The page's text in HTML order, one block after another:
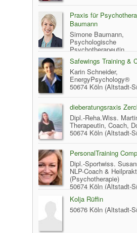
Praxis für
Baumann
Simone Baumann,
Psychologische
Psychotherapeutin
50672 Köln (Altstadt-Nord)
Safewings Training &
Karin Schneider,
EnergyPsychology®
50674 Köln (Altstadt-
dieberatungsraxis
Dipl.-Reha.Wiss.
Therapeutin, Coach,
50674 Köln (Altstadt-
PersonalTraining
Dipl.-Sportwiss.
NLP-Coach &
(Psychotherapie)
50674 Köln (Altstadt-
Kolja Rüffin
50676 Köln (Altstadt-